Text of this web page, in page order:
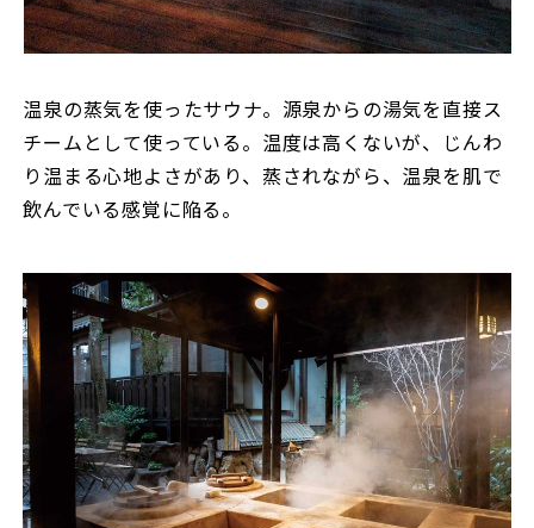
温泉の蒸気を使ったサウナ。源泉からの湯気を直接ス
チームとして使っている。温度は高くないが、じんわ
り温まる心地よさがあり、蒸されながら、温泉を肌で
飲んでいる感覚に陥る。